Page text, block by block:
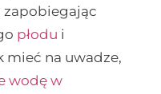
płodu i
mieć na uwadze,
wodę w